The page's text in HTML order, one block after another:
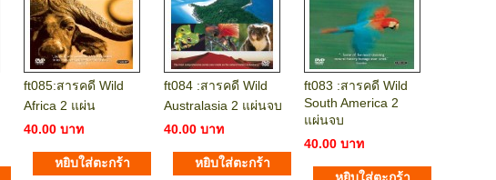
ft085:สารคดี Wild
Africa 2 แผ่น
40.00 บาท
ft084 :สารคดี Wild
Australasia 2 แผ่นจบ
40.00 บาท
ft083 :สารคดี Wild
South America 2
แผ่นจบ
40.00 บาท